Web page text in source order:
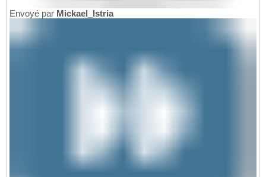
Envoyé par Mickael_Istria